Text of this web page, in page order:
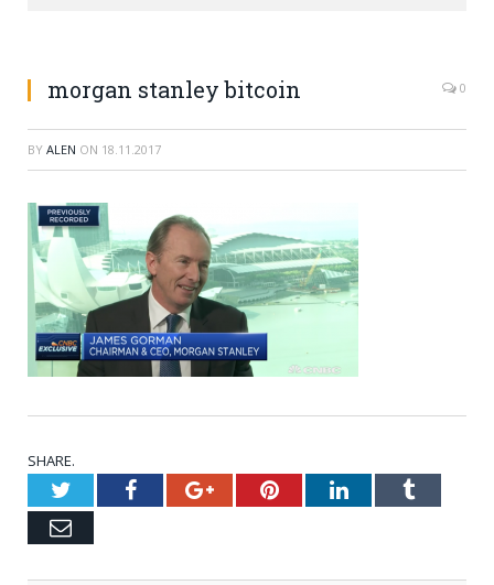
morgan stanley bitcoin 0
BY ALEN ON 18.11.2017
SHARE.
TwitterFacebookGoogle+PinterestLinkedInTumblr
Email